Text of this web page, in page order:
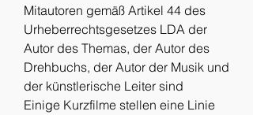
Mitautoren gemäß Artikel 44 des
Urheberrechtsgesetzes LDA der
Autor des Themas, der Autor des
Drehbuchs, der Autor der Musik und
der künstlerische Leiter sind
Einige Kurzfilme stellen eine Linie